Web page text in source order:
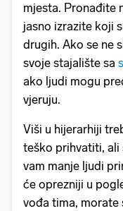
mjesta. Pronađite
jasno izrazite koji
drugih. Ako se ne
svoje stajalište sa
ako ljudi mogu
vjeruju.
Viši u hijerarhiji
teško prihvatiti, ali
vam manje ljudi
će oprezniji u
vođa tima,